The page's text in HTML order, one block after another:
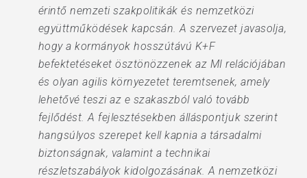
érintő nemzeti szakpolitikák és nemzetközi
együttműködések kapcsán. A szervezet javasolja,
hogy a kormányok hosszútávú K+F
befektetéseket ösztönözzenek az MI relációjában
és olyan agilis környezetet teremtsenek, amely
lehetővé teszi az e szakaszból való tovább
fejlődést. A fejlesztésekben álláspontjuk szerint
hangsúlyos szerepet kell kapnia a társadalmi
biztonságnak, valamint a technikai
részletszabályok kidolgozásának. A nemzetközi